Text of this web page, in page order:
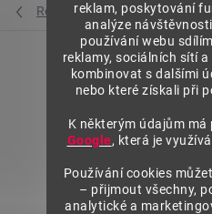
reklam, poskytování
analýze
používání webu
reklamy, sociálních sítí
kombinovat s dalšími
nebo které získali při
K některým údajům
Google, která je
Používání cookies
– přijmout všechny,
analytické a
Regály výška 1576 mm,